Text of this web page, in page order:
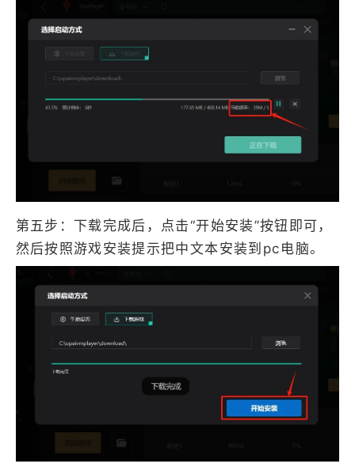
第五步：下载完成后，点击“开始安装”按钮即可，
然后按照游戏安装提示把中文本安装到pc电脑。